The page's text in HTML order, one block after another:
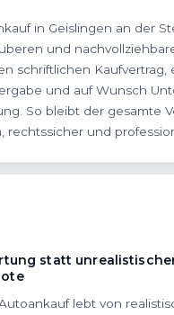
in Geislingen an der
und
schriftlichen Kaufvertrag,
und auf Wunsch
So bleibt der gesamte
rechtssicher und
statt
lebt von